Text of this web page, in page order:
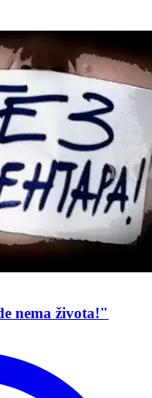
nema života!"